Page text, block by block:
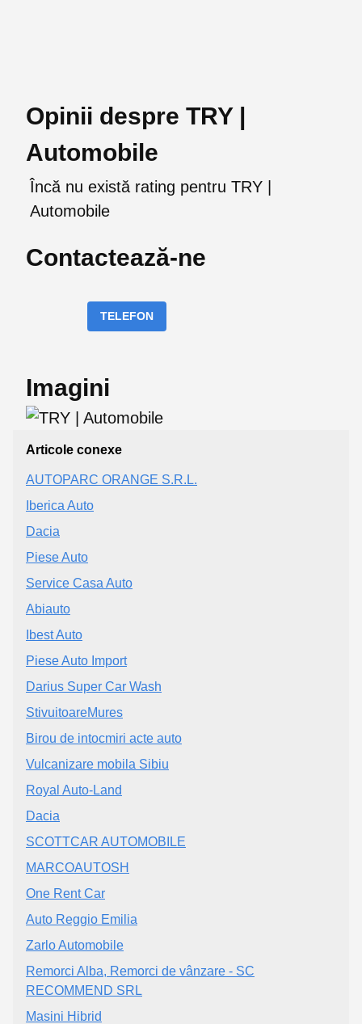
Opinii despre TRY |
Automobile
Încă nu există rating pentru TRY |
Automobile
Contactează-ne
TELEFON
Imagini
Articole conexe
AUTOPARC ORANGE S.R.L.
Iberica Auto
Dacia
Piese Auto
Service Casa Auto
Abiauto
Ibest Auto
Piese Auto Import
Darius Super Car Wash
StivuitoareMures
Birou de intocmiri acte auto
Vulcanizare mobila Sibiu
Royal Auto-Land
Dacia
SCOTTCAR AUTOMOBILE
MARCOAUTOSH
One Rent Car
Auto Reggio Emilia
Zarlo Automobile
Remorci Alba, Remorci de vânzare - SC
RECOMMEND SRL
Masini Hibrid